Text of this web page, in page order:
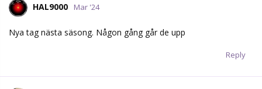
HAL9000 Mar '24
Nya tag nästa säsong. Någon gång går de upp
Reply